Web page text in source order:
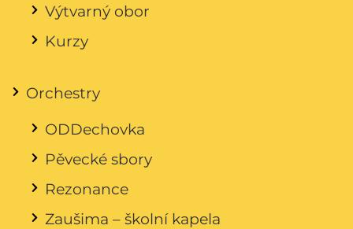
Výtvarný obor
Kurzy
Orchestry
ODDechovka
Pěvecké sbory
Rezonance
Zaušima – školní kapela